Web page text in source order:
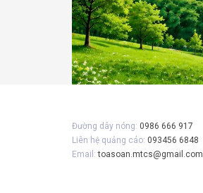
Đường dây nóng: 0986 666 917
Liên hệ quảng cáo: 093456 6848
Email:toasoan.mtcs@gmail.com